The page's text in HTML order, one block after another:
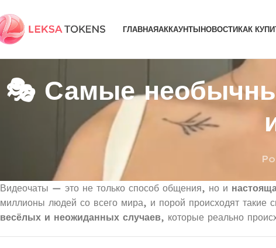
ГЛАВНАЯАККАУНТЫНОВОСТИКАК
🎭 Самые
Видеочаты — это не только способ общения, но и
миллионы людей со всего мира, и порой происходят такие
весёлых и неожиданных случаев, которые реально